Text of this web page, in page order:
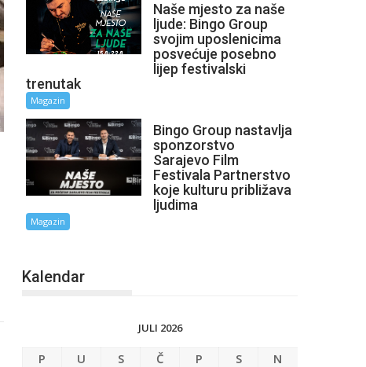
Naše mjesto za naše
ljude: Bingo Group
svojim uposlenicima
posvećuje posebno
lijep festivalski
trenutak
Magazin
Bingo Group nastavlja
sponzorstvo
Sarajevo Film
Festivala Partnerstvo
koje kulturu približava
ljudima
Magazin
Kalendar
JULI 2026
P U S Č P S
N